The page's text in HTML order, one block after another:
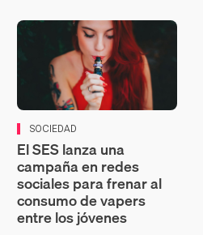
SOCIEDAD
El SES lanza una
campaña en redes
sociales para frenar al
consumo de vapers
entre los jóvenes